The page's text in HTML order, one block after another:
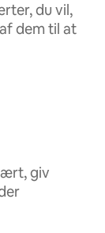
du vil,
dem til at
giv